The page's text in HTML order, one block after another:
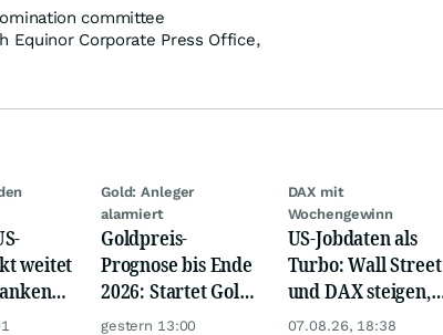
committee
Equinor Corporate Press Office,
weitet
Gold: Anleger
alarmiert
Goldpreis-
Prognose bis Ende
2026: Startet Gold
jetzt eine neue
gestern 13:00
DAX mit
Wochengewinn
US-Jobdaten als
Turbo: Wall Street
und DAX steigen,
Gold glänzt
07.08.26, 18:38